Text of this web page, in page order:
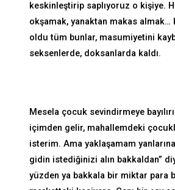
keskinleştirip saplıyoruz o kişiye.
okşamak, yanaktan makas almak…
oldu tüm bunlar, masumiyetini
seksenlerde, doksanlarda kaldı.
Mesela çocuk sevindirmeye
içimden gelir, mahallemdeki
isterim. Ama yaklaşamam
gidin istediğinizi alın bakkaldan”
yüzden ya bakkala bir miktar para